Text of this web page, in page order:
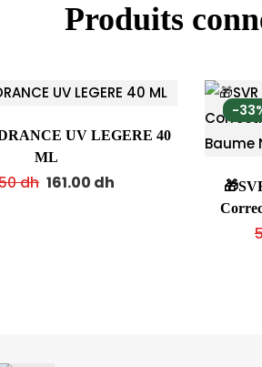
Produits
UV LEGERE 40
ML
dh 161.00 dh
-